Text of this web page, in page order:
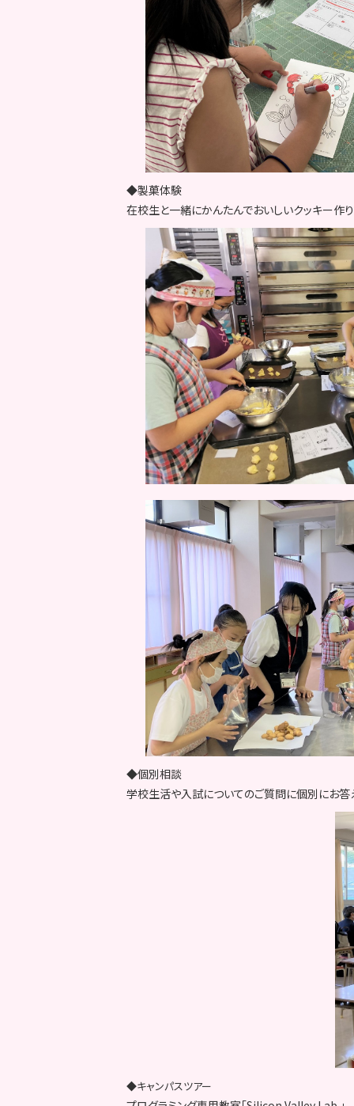
◆製菓体験
在校生と一緒にかんたんでおいしいクッキー作り
◆個別相談
学校生活や入試についてのご質問に個別にお答
◆キャンパスツアー